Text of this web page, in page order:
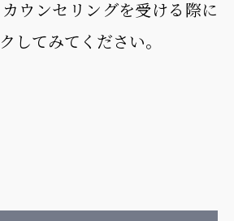
ウンセリングを受ける際に
してみてください。